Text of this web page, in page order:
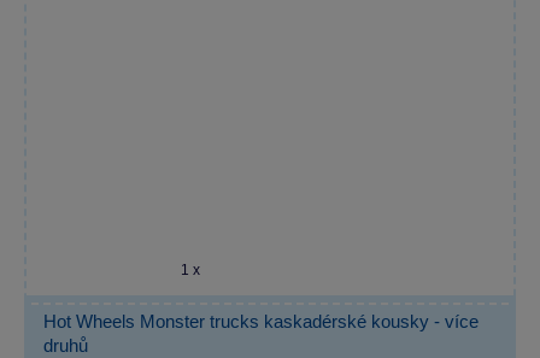
1 x
Hot Wheels Monster trucks kaskadérské kousky - více
druhů